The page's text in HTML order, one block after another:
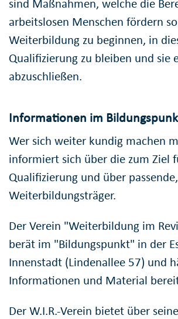
sind Maßnahmen, welche die
arbeitslosen Menschen fördern
Weiterbildung zu beginnen, in
Qualifizierung zu bleiben und sie
abzuschließen.
Informationen im
Wer sich weiter kundig machen
informiert sich über die zum Ziel
Qualifizierung und über
Weiterbildungsträger.
Der Verein "Weiterbildung im
berät im "Bildungspunkt" in der
Innenstadt (Lindenallee 57) und
Informationen und Material
Der W.I.R.-Verein bietet über